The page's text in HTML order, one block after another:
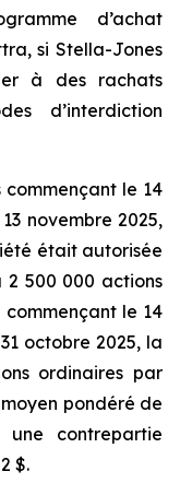
d’achat
si Stella-Jones
à des rachats
d’interdiction
le 14
novembre 2025,
était autorisée
500 000 actions
le 14
octobre 2025, la
ordinaires par
pondéré de
contrepartie
$.